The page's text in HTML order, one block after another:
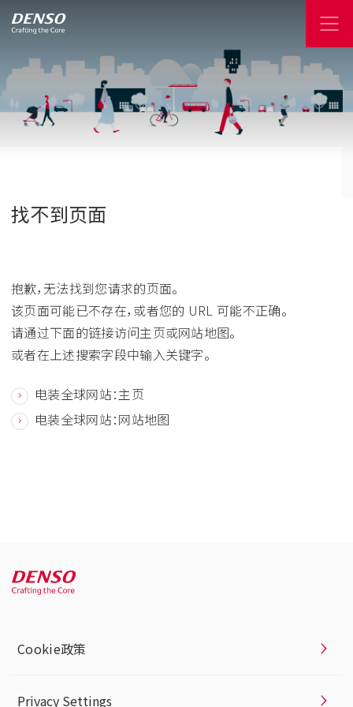
找不到页面
抱歉，无法找到您请求的页面。
该页面可能已不存在，或者您的 URL 可能不正确。
请通过下面的链接访问主页或网站地图。
或者在上述搜索字段中输入关键字。
电装全球网站：主页
电装全球网站：网站地图
Cookie政策
Privacy Settings